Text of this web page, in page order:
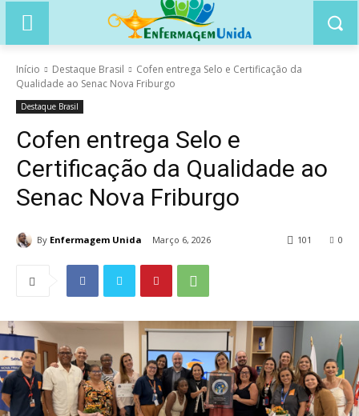
Início Destaque Brasil
Cofen entrega Selo e Certificação da
Qualidade ao Senac Nova Friburgo
Destaque Brasil
Cofen entrega Selo e
Certificação da Qualidade ao
Senac Nova Friburgo
By Enfermagem Unida Março 6, 2026 0
101